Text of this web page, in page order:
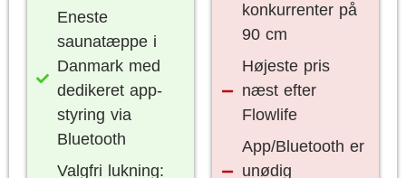
Eneste
saunatæppe i
Danmark med
dedikeret app-
styring via
Bluetooth
Valgfri lukning:
konkurrenter på
90 cm
Højeste pris
næst efter
Flowlife
App/Bluetooth er
unødig